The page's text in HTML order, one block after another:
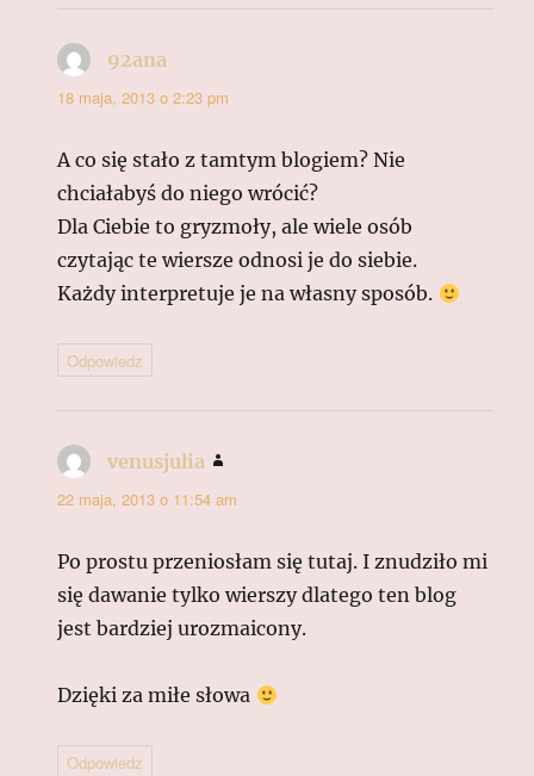
92ana
18 maja, 2013 o 2:23 pm
A co się stało z tamtym blogiem? Nie
chciałabyś do niego wrócić?
Dla Ciebie to gryzmoły, ale wiele osób
czytając te wiersze odnosi je do siebie.
Każdy interpretuje je na własny sposób.
Odpowiedz
venusjulia
22 maja, 2013 o 11:54 am
Po prostu przeniosłam się tutaj. I znudziło mi
się dawanie tylko wierszy dlatego ten blog
jest bardziej urozmaicony.
Dzięki za miłe słowa
Odpowiedz